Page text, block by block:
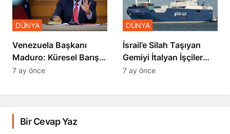
Venezuela Başkanı
Maduro: Küresel Barış
Zirvesi Yapılmalı
DÜNYA
7 ay önce
İsrail’e Silah Taşıyan
Gemiyi İtalyan İşçiler
Engelledi
DÜNYA
7 ay önce
Bir Cevap Yaz